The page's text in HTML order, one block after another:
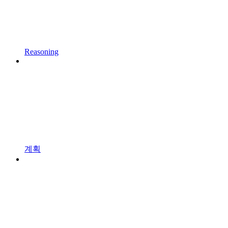
Reasoning
계획